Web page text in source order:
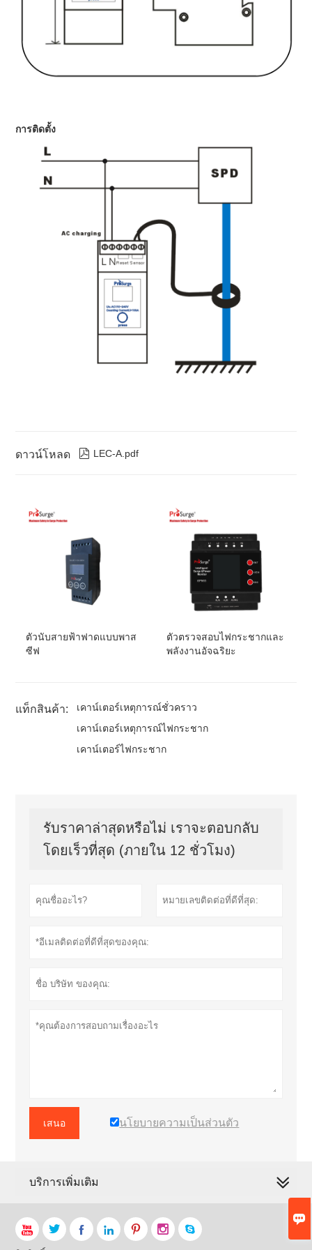

การติดตั้ง
ดาวน์โหลด  LEC-A.pdf
ตัวนับสายฟ้าฟาดแบบพาส
ซีฟ
ตัวตรวจสอบไฟกระชากและ
พลังงานอัจฉริยะ
แท็กสินค้า:
เคาน์เตอร์เหตุการณ์ชั่วคราว
เคาน์เตอร์เหตุการณ์ไฟกระชาก
เคาน์เตอร์ไฟกระชาก
รับราคาล่าสุดหรือไม่ เราจะตอบกลับ
โดยเร็วที่สุด (ภายใน 12 ชั่วโมง)
เสนอ นโยบายความเป็นส่วนตัว
บริการเพิ่มเติม
      